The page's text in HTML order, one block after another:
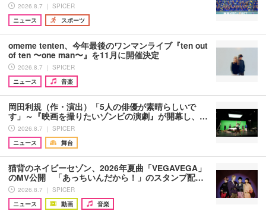
2026.8.7 ｜ SPICER
ニュース
スポーツ
omeme tenten、今年最後のワンマンライブ『ten out
of ten 〜one man〜』を11月に開催決定
2026.8.7 ｜ SPICER
ニュース
音楽
岡田利規（作・演出）「5人の俳優が素晴らしいで
す」～『映画を撮りたいゾンビの演劇』が開幕し、…
2026.8.7 ｜ SPICER
ニュース
舞台
猫背のネイビーセゾン、2026年夏曲「VEGAVEGA」
のMV公開 「あっちいんだから！」のスタンプ配…
2026.8.7 ｜ SPICER
ニュース
動画 音楽